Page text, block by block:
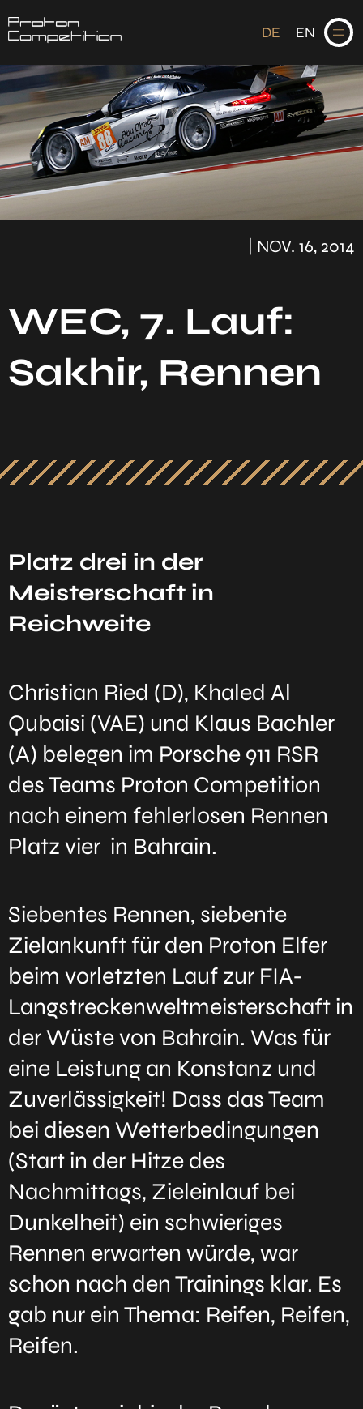
DE EN
DE EN
STARTSEITE
| NOV. 16, 2014
WEC, 7. Lauf:
Sakhir, Rennen
Platz drei in der
Meisterschaft in
Reichweite
Christian Ried (D), Khaled Al
Qubaisi (VAE) und Klaus Bachler
(A) belegen im Porsche 911 RSR
des Teams Proton Competition
nach einem fehlerlosen Rennen
Platz vier in Bahrain.
Siebentes Rennen, siebente
Zielankunft für den Proton Elfer
beim vorletzten Lauf zur FIA-
Langstreckenweltmeisterschaft in
der Wüste von Bahrain. Was für
eine Leistung an Konstanz und
Zuverlässigkeit! Dass das Team
bei diesen Wetterbedingungen
(Start in der Hitze des
Nachmittags, Zieleinlauf bei
Dunkelheit) ein schwieriges
Rennen erwarten würde, war
schon nach den Trainings klar. Es
gab nur ein Thema: Reifen, Reifen,
Reifen.